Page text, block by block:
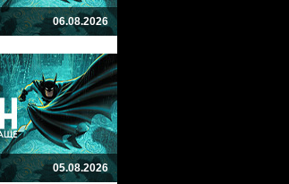
06.08.2026
05.08.2026